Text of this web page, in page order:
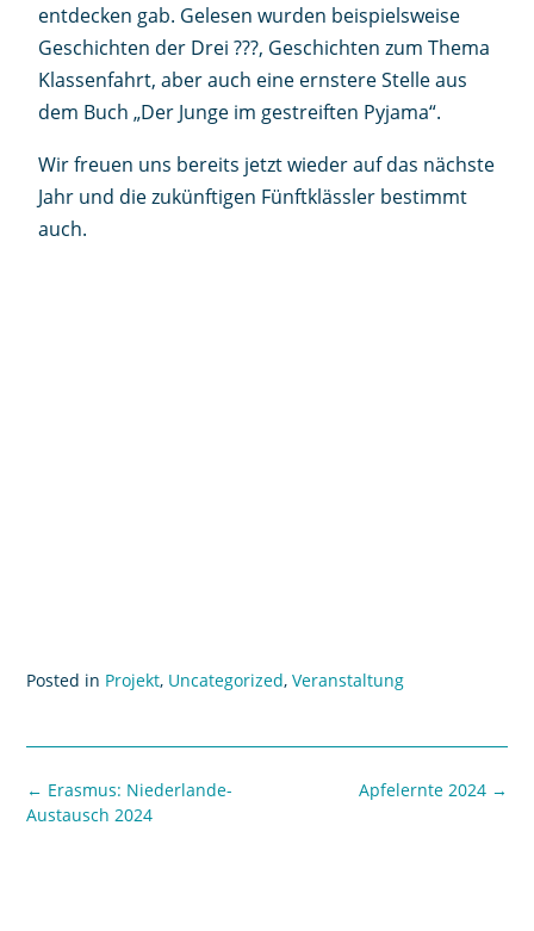
entdecken gab. Gelesen wurden beispielsweise
Geschichten der Drei ???, Geschichten zum Thema
Klassenfahrt, aber auch eine ernstere Stelle aus
dem Buch „Der Junge im gestreiften Pyjama“.
Wir freuen uns bereits jetzt wieder auf das nächste
Jahr und die zukünftigen Fünftklässler bestimmt
auch.
Posted in Projekt, Uncategorized, Veranstaltung
Apfelernte 2024 →
← Erasmus: Niederlande-
Austausch 2024